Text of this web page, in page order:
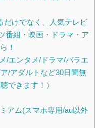
だけでなく、人気テレビ
番組・映画・ドラマ・ア
！
/エンタメ/ドラマ/バラエ
/アダルトなど30日間無
できます！）
アム(スマホ専用/au以外